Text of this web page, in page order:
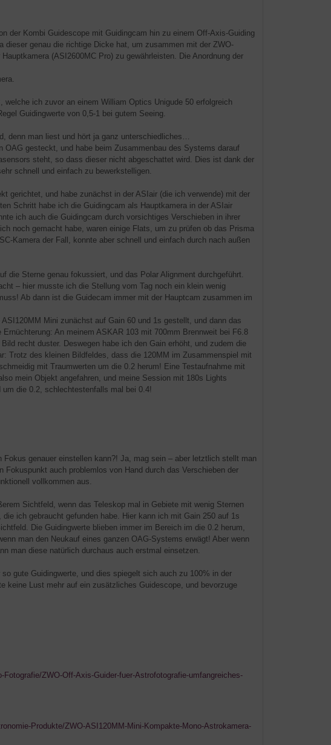
der Kombi Guidescope mit Guidingcam hin zu einem Off-Axis-Guiding
genau die richtige Dicke hat, um zusammen mit der ZWO-
(ASI2600MC Pro) zu gewährleisten. Die Anordnung der
ich zuvor an einem William Optics Unigude 50 erfolgreich
Guidingwerte von 0,5-1 bei gutem Seeing.
denn man liest und hört ja ganz unterschiedliches…
gesteckt, und habe beim Zusammenbau des Systems darauf
steht, so dass dieser nicht abgeschattet wird. Dies ist dank der
schnell und einfach zu bewerkstelligen.
gerichtet, und habe zunächst in der ASIair (die ich verwende) mit der
Schritt habe ich die Guidingcam als Hauptkamera in der ASIair
ich auch die Guidingcam durch vorsichtiges Verschieben in ihrer
noch gemacht habe, waren einige Flats, um zu prüfen ob das Prisma
Kamera der Fall, konnte aber schnell und einfach durch nach außen
die Sterne genau fokussiert, und das Polar Alignment durchgeführt.
– hier musste ich die Stellung vom Tag noch ein klein wenig
Ab dann ist die Guidecam immer mit der Hauptcam zusammen im
Mini zunächst auf Gain 60 und 1s gestellt, und dann das
An meinem ASKAR 103 mit 700mm Brennweit bei F6.8
recht duster. Deswegen habe ich den Gain erhöht, und zudem die
Trotz des kleinen Bildfeldes, dass die 120MM im Zusammenspiel mit
mit Traumwerten um die 0.2 herum! Eine Testaufnahme mit
mein Objekt angefahren, und meine Session mit 180s Lights
die 0.2, schlechtestenfalls mal bei 0.4!
genauer einstellen kann?! Ja, mag sein – aber letztlich stellt man
auch problemlos von Hand durch das Verschieben der
vollkommen aus.
Sichtfeld, wenn das Teleskop mal in Gebiete mit wenig Sternen
ich gebraucht gefunden habe. Hier kann ich mit Gain 250 auf 1s
Die Guidingwerte blieben immer im Bereich im die 0.2 herum,
man den Neukauf eines ganzen OAG-Systems erwägt! Aber wenn
man diese natürlich durchaus auch erstmal einsetzen.
gute Guidingwerte, und dies spiegelt sich auch zu 100% in der
keine Lust mehr auf ein zusätzliches Guidescope, und bevorzuge
ZWO-Off-Axis-Guider-fuer-Astrofotografie-umfangreiches-
Produkte/ZWO-ASI120MM-Mini-Kompakte-Mono-Astrokamera-